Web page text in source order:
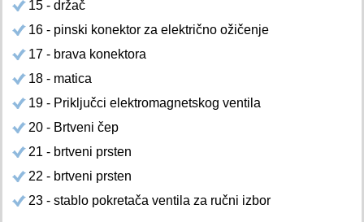
15 - držač
16 - pinski konektor za električno ožičenje
17 - brava konektora
18 - matica
19 - Priključci elektromagnetskog ventila
20 - Brtveni čep
21 - brtveni prsten
22 - brtveni prsten
23 - stablo pokretača ventila za ručni izbor